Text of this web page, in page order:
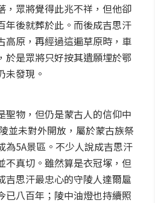
，眾將覺得此兆不祥，但他卻
年後就葬於此。而後成吉思汗
高原，再經過這遍草原時，車
於是眾將只好按其遺願埋於鄂
未發現。
聖物，但仍是蒙古人的信仰中
並未對外開放，屬於蒙古族祭
為5A景區。不少人說成吉思汗
不真切。雖然算是衣冠塚，但
吉思汗最忠心的守陵人達爾扈
已八百年；陵中油燈也持續照